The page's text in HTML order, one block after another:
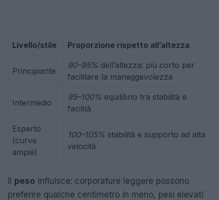
Livello/stile Proporzione rispetto all’altezza
Principiante
90–95% dell’altezza: più corto per
facilitare la maneggevolezza
Intermedio
95–100% equilibrio tra stabilità e
facilità
Esperto
(curve
ampie)
100–105% stabilità e supporto ad alta
velocità
peso influisce: corporature leggere possono
preferire qualche centimetro in meno, pesi elevati